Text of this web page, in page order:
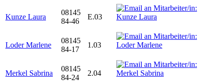
Kunze Laura
08145
84-46
E.03
Loder Marlene
08145
84-17
1.03
Merkel Sabrina
08145
84-24
2.04